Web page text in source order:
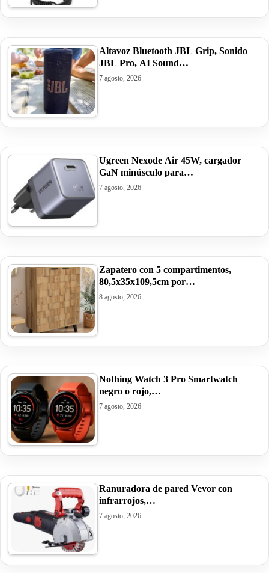
Altavoz Bluetooth JBL Grip, Sonido
JBL Pro, AI Sound…
7 agosto, 2026
Ugreen Nexode Air 45W, cargador
GaN minúsculo para…
7 agosto, 2026
Zapatero con 5 compartimentos,
80,5x35x109,5cm por…
8 agosto, 2026
Nothing Watch 3 Pro Smartwatch
negro o rojo,…
7 agosto, 2026
Ranuradora de pared Vevor con
infrarrojos,…
7 agosto, 2026